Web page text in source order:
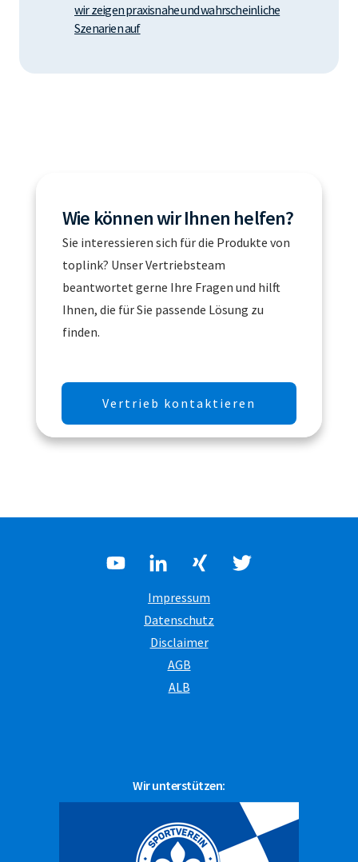
wir zeigen praxisnahe und wahrscheinliche
Szenarien auf
Wie können wir Ihnen helfen?
Sie interessieren sich für die Produkte von
toplink? Unser Vertriebsteam
beantwortet gerne Ihre Fragen und hilft
Ihnen, die für Sie passende Lösung zu
finden.
Vertrieb kontaktieren
Wir unterstützen:
Impressum
Datenschutz
Disclaimer
AGB
ALB